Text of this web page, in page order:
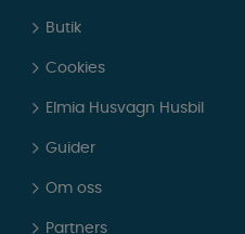
Butik
Cookies
Elmia Husvagn Husbil
Guider
Om oss
Partners